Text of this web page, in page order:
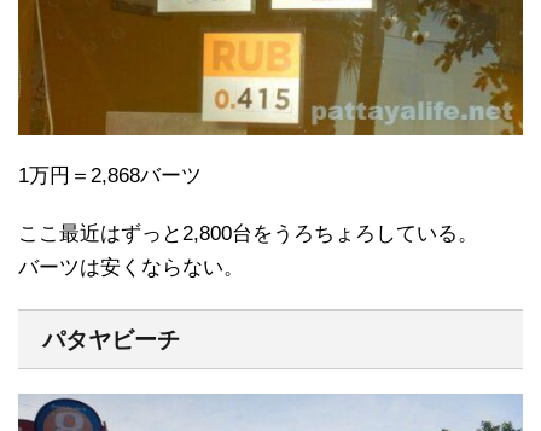
1万円＝2,868バーツ
ここ最近はずっと2,800台をうろちょろしている。
バーツは安くならない。
パタヤビーチ